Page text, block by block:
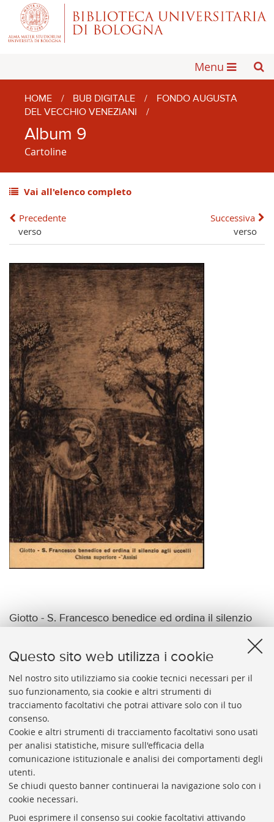
Questo sito web utilizza i cookie
Nel nostro sito utilizziamo sia cookie tecnici necessari per il
suo funzionamento, sia cookie e altri strumenti di
tracciamento facoltativi che potrai attivare solo con il tuo
consenso.
Cookie e altri strumenti di tracciamento facoltativi sono usati
per analisi statistiche, misure sull'efficacia della
comunicazione istituzionale e analisi dei comportamenti degli
utenti.
Se chiudi questo banner continuerai la navigazione solo con i
cookie necessari.
Puoi esprimere il consenso sui cookie facoltativi attivando
Menu
HOME / BUB DIGITALE /
FONDO AUGUSTA
DEL VECCHIO VENEZIANI
/
Album 9
Cartoline
Vai all'elenco completo
Precedente
verso
Successiva
verso
Giotto - S. Francesco benedice ed ordina il silenzio
UNIVERSITARIA
Presidente: prof. Francesco Citti
Coordinatrice gestionale: Maria Pia Torricelli
Responsabile Amministrativo: Luigia Di Pumpo
Via Zamboni, 33/35 - 40126 Bologna (BO)
Tel. +39 051 2088306 - Fax +39 051 2088385